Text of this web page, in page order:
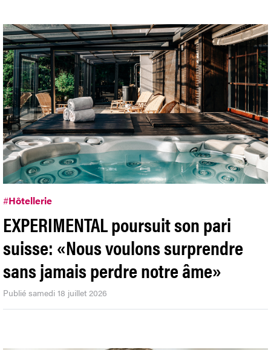
#Hôtellerie
EXPERIMENTAL poursuit son pari
suisse: «Nous voulons surprendre
sans jamais perdre notre âme»
Publié samedi 18 juillet 2026